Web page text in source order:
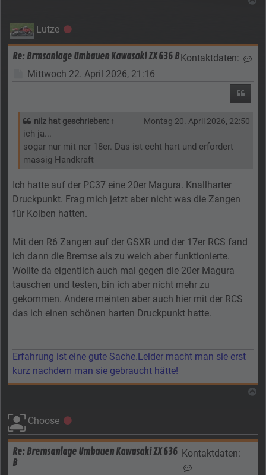
Lutze Offline
Re: Brmsanlage Umbauen Kawasaki ZX 636 B Kontaktdaten:
Beitrag
Mittwoch 22. April 2026, 21:16
nilz hat geschrieben: ↑ Montag 20. April 2026, 22:50
ich ja...
sogar nur mit ner 18er. Das ist echt hart und erfordert
massig Handkraft
Ich hatte auf der PC37 eine 20er Magura. Knallharter
Druckpunkt. Frag mich jetzt aber nicht was die Zangen
für Kolben hatten.
Mit den R6 Zangen auf der GSXR und der 17er RCS fand
ich dann die Bremse als zu weich aber funktionierte.
Wollte da eigentlich auch mal gegen die 20er Magura
tauschen und testen, bin ich aber nicht mehr zu
gekommen. Andere meinten aber auch hier mit der RCS
das ich einen schönen harten Druckpunkt hatte.
Erfahrung ist eine gute Sache.Leider macht man sie erst
kurz nachdem man sie gebraucht hätte!
Choose Offline
Re: Bremsanlage Umbauen Kawasaki ZX 636
B
Kontaktdaten: